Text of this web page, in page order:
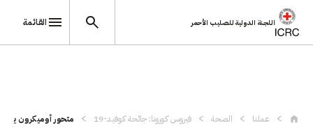
اللجنة الدولية للصليب الأحمر القائمة
عملنا الصحة فيروس كورونا: جائحة كوفيد-19 متحور أوميكرون